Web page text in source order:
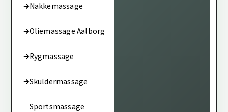
Nakkemassage
Oliemassage Aalborg
Rygmassage
Skuldermassage
Sportsmassage